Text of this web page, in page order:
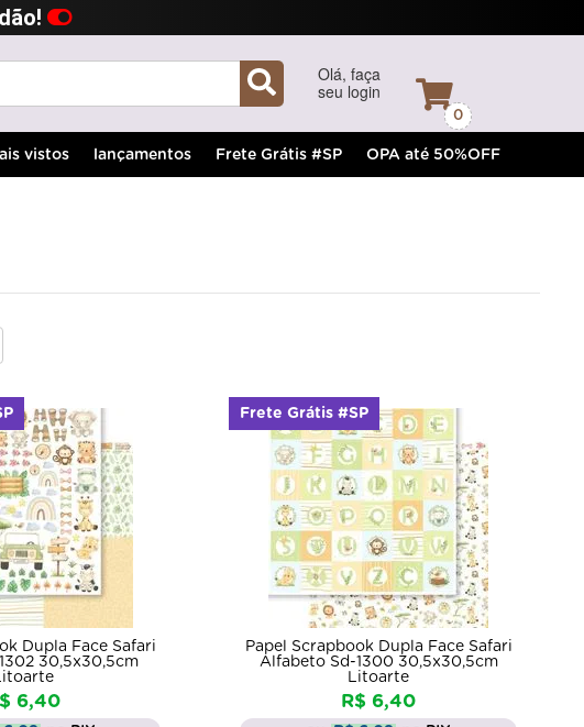
Olá, faça
seu login
0
vistos lançamentos Frete Grátis #SP OPA até 50%OFF
Dupla Face Safari
30,5x30,5cm
6,40
Papel Scrapbook Dupla Face Safari
Alfabeto Sd-1300 30,5x30,5cm
Litoarte
R$ 6,40
Frete Grátis #SP